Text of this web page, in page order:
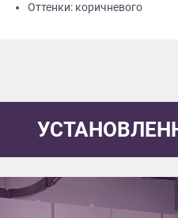
Оттенки: коричневого